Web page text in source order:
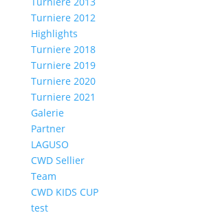
Turniere 2012
Highlights
Turniere 2018
Turniere 2019
Turniere 2020
Turniere 2021
Galerie
Partner
LAGUSO
CWD Sellier
Team
CWD KIDS CUP
test